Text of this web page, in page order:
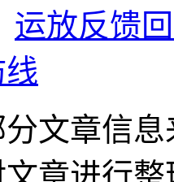
运放反馈
文章信
章进行